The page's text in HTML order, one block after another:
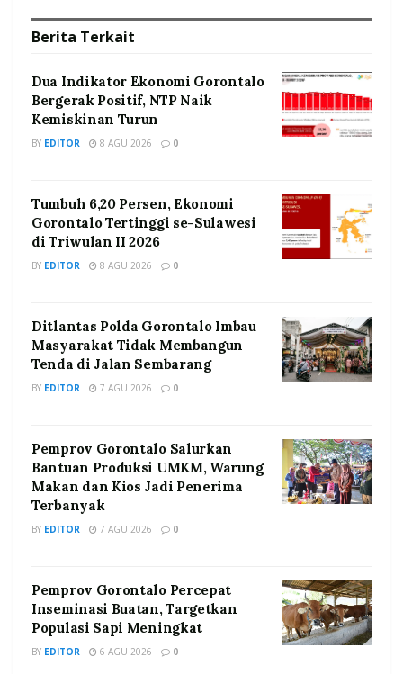
Berita Terkait
Dua Indikator Ekonomi Gorontalo
Bergerak Positif, NTP Naik
Kemiskinan Turun
BY EDITOR 8 AGU 2026 0
Tumbuh 6,20 Persen, Ekonomi
Gorontalo Tertinggi se-Sulawesi
di Triwulan II 2026
BY EDITOR 8 AGU 2026 0
Ditlantas Polda Gorontalo Imbau
Masyarakat Tidak Membangun
Tenda di Jalan Sembarang
BY EDITOR 7 AGU 2026 0
Pemprov Gorontalo Salurkan
Bantuan Produksi UMKM, Warung
Makan dan Kios Jadi Penerima
Terbanyak
BY EDITOR 7 AGU 2026 0
Pemprov Gorontalo Percepat
Inseminasi Buatan, Targetkan
Populasi Sapi Meningkat
BY EDITOR 6 AGU 2026 0